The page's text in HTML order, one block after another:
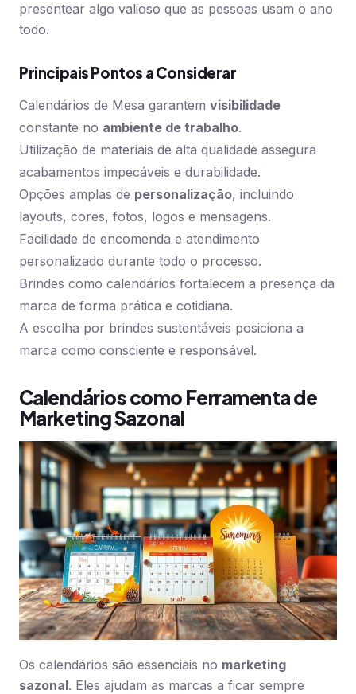
presentear algo valioso que as pessoas usam o ano
todo.
Principais Pontos a Considerar
Calendários de Mesa garantem visibilidade
constante no ambiente de trabalho.
Utilização de materiais de alta qualidade assegura
acabamentos impecáveis e durabilidade.
Opções amplas de personalização, incluindo
layouts, cores, fotos, logos e mensagens.
Facilidade de encomenda e atendimento
personalizado durante todo o processo.
Brindes como calendários fortalecem a presença da
marca de forma prática e cotidiana.
A escolha por brindes sustentáveis posiciona a
marca como consciente e responsável.
Calendários como Ferramenta de
Marketing Sazonal
Os calendários são essenciais no marketing
sazonal. Eles ajudam as marcas a ficar sempre